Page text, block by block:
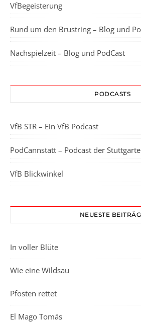
VfBegeisterung
Rund um den Brustring – Blog und
Nachspielzeit – Blog und PodCast
PODCASTS
VfB STR – Ein VfB Podcast
PodCannstatt – Podcast der
VfB Blickwinkel
NEUESTE
In voller Blüte
Wie eine Wildsau
Pfosten rettet
El Mago Tomás